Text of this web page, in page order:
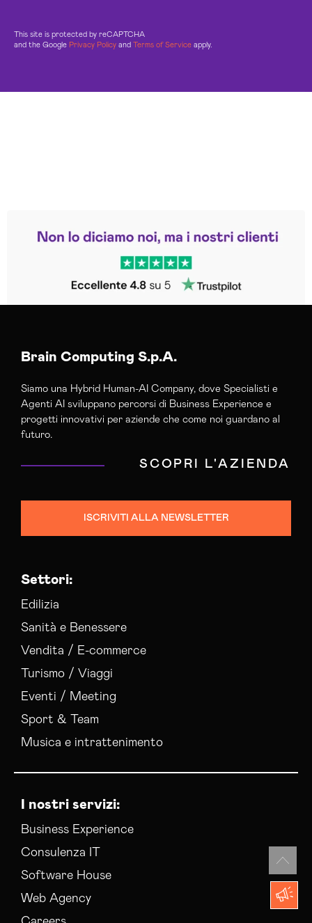
This site is protected by reCAPTCHA
and the Google Privacy Policy and Terms of Service apply.
Trustpilot
Brain Computing S.p.A.
Siamo una Hybrid Human-AI Company, dove Specialisti e
Agenti AI sviluppano percorsi di Business Experience e
progetti innovativi per aziende che come noi guardano al
futuro.
SCOPRI L'AZIENDA
ISCRIVITI ALLA NEWSLETTER
Settori:
Edilizia
Sanità e Benessere
Vendita / E-commerce
Turismo / Viaggi
Eventi / Meeting
Sport & Team
Musica e intrattenimento
I nostri servizi:
Business Experience
Consulenza IT
Software House
Web Agency